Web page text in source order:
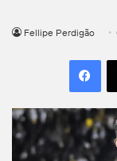
Fellipe Perdigão